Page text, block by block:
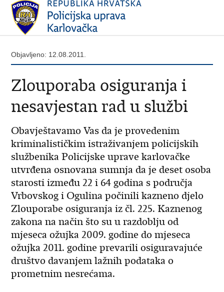
Objavljeno: 12.08.2011.
Zlouporaba osiguranja i
nesavjestan rad u službi
Obavještavamo Vas da je provedenim
kriminalističkim istraživanjem policijskih
službenika Policijske uprave karlovačke
utvrđena osnovana sumnja da je deset osoba
starosti između 22 i 64 godina s područja
Vrbovskog i Ogulina počinili kazneno djelo
Zlouporabe osiguranja iz čl. 225. Kaznenog
zakona na način što su u razdoblju od
mjeseca ožujka 2009. godine do mjeseca
ožujka 2011. godine prevarili osiguravajuće
društvo davanjem lažnih podataka o
prometnim nesrećama.